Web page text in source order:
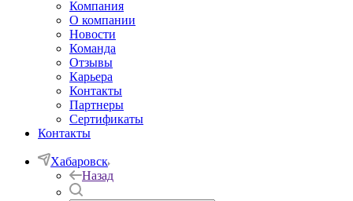
Компания
О компании
Новости
Команда
Отзывы
Карьера
Контакты
Партнеры
Сертификаты
Контакты
Хабаровск
Назад